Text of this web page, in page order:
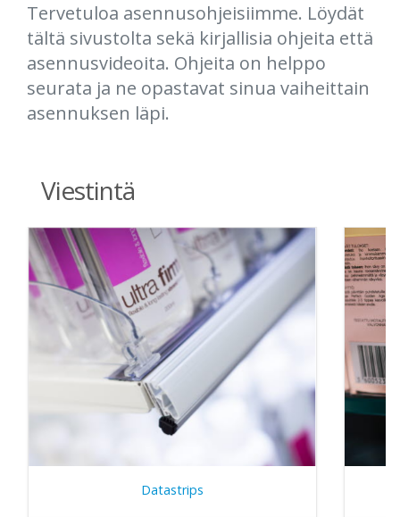
Tervetuloa asennusohjeisiimme. Löydät
tältä sivustolta sekä kirjallisia ohjeita että
asennusvideoita. Ohjeita on helppo
seurata ja ne opastavat sinua vaiheittain
asennuksen läpi.
Viestintä
Datastrips